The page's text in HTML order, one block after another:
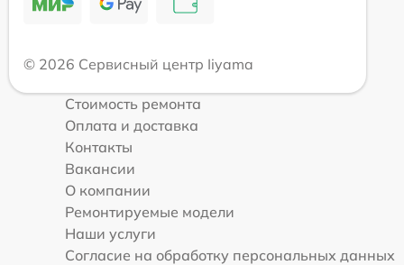
© 2026 Сервисный центр Iiyama
Стоимость ремонта
Оплата и доставка
Контакты
Вакансии
О компании
Ремонтируемые модели
Наши услуги
Согласие на обработку персональных данных